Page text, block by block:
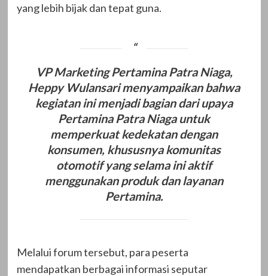
yang lebih bijak dan tepat guna.
VP Marketing Pertamina Patra Niaga,
Heppy Wulansari menyampaikan bahwa
kegiatan ini menjadi bagian dari upaya
Pertamina Patra Niaga untuk
memperkuat kedekatan dengan
konsumen, khususnya komunitas
otomotif yang selama ini aktif
menggunakan produk dan layanan
Pertamina.
Melalui forum tersebut, para peserta
mendapatkan berbagai informasi seputar